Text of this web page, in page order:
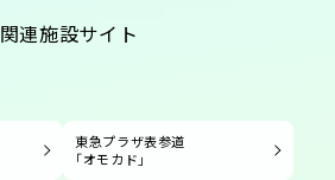
関連施設サイト
東急プラザ表参道
「オモカド」